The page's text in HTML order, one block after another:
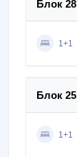
Блок 28
1+1
Блок 25
1+1